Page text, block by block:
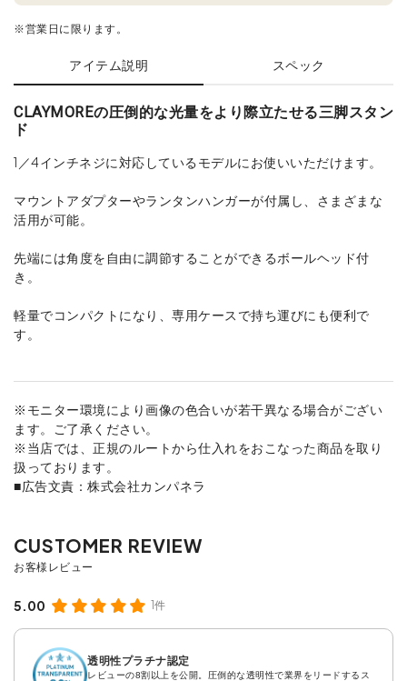
※営業日に限ります。
アイテム説明 スペック
CLAYMOREの圧倒的な光量をより際立たせる三脚スタン
ド
1／4インチネジに対応しているモデルにお使いいただけます。
マウントアダプターやランタンハンガーが付属し、さまざまな
活用が可能。
先端には角度を自由に調節することができるボールヘッド付
き。
軽量でコンパクトになり、専用ケースで持ち運びにも便利で
す。
※モニター環境により画像の色合いが若干異なる場合がござい
ます。ご了承ください。
※当店では、正規のルートから仕入れをおこなった商品を取り
扱っております。
■広告文責：株式会社カンパネラ
5.00 1件
透明性プラチナ認定
レビューの8割以上を公開。圧倒的な透明性で業界をリードするス